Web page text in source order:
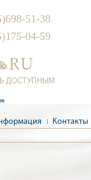
51-38
04-59
ДОСТУПНЫМ
Контакты